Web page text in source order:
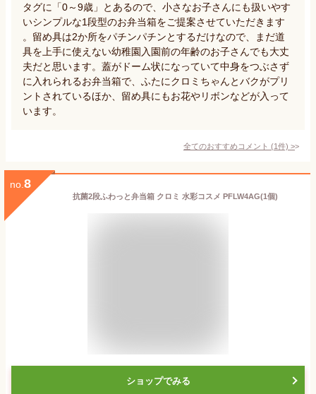
タグに「0～9歳」とあるので、小さなお子さんにも扱いやす
いシンプルな1段型のお弁当箱をご提案させていただきます
。留め具は2か所をパチンパチンとするだけなので、まだ道
具を上手に使えない幼稚園入園前の年齢のお子さんでも大丈
夫だと思います。蓋がドーム状になっていて中身をつぶさず
に入れられるお弁当箱で、ふたにクロミちゃんとバクがプリ
ントされているほか、留め具にもお花やリボンなどが入って
います。
全てのおすすめコメント (1件) >
no. 8
抗菌2段ふわっと弁当箱 クロミ 水彩コスメ PFLW4AG(1個)
ショップでみる